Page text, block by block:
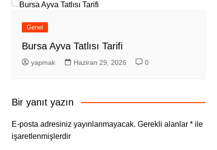
Genel
Bursa Ayva Tatlısı Tarifi
yapmak Haziran 29, 2026 0
Bir yanıt yazın
E-posta adresiniz yayınlanmayacak. Gerekli alanlar *ile
işaretlenmişlerdir